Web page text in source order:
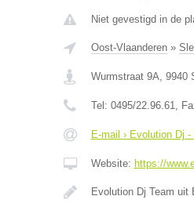
Niet gevestigd in de
Oost-Vlaanderen»
Wurmstraat 9A, 9940
Tel: 0495/22.96.61,
E-mail › Evolution Dj -
Website: https://
Evolution Dj Team